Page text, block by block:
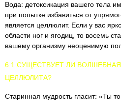
Вода: детоксикация вашего тела
при попытке избавиться от
является целлюлит. Если у вас
области ног и ягодиц, то восемь
вашему организму неоценимую
6.1 СУЩЕСТВУЕТ ЛИ
ЦЕЛЛЮЛИТА?
Старинная мудрость гласит: «Ты